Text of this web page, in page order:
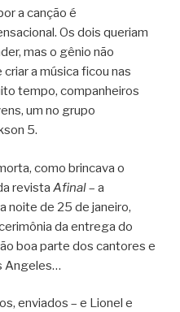
a canção é
Os dois queriam
mas o gênio não
a música ficou nas
tempo, companheiros
um no grupo
5.
como brincava o
revista Afinal– a
noite de 25 de janeiro,
da entrega do
boa parte dos cantores e
Angeles…
enviados – e Lionel e